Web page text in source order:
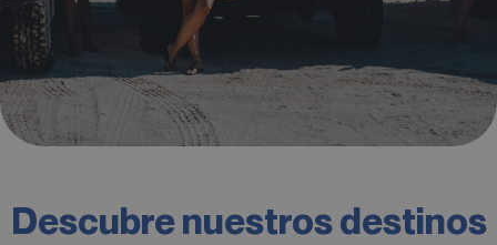
Descubre nuestros destinos